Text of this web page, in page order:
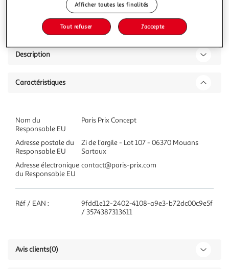
Description
Caractéristiques
Nom du
Responsable EU
Paris Prix Concept
Adresse postale du
Responsable EU
Zi de l'argile - Lot 107 - 06370 Mouans
Sartoux
Adresse électronique
du Responsable EU
contact@paris-prix.com
Réf / EAN :
9fdd1e12-2402-4108-a9e3-b72dc00c9e5f
/ 3574387313611
Avis clients(0)
Afficher toutes les finalités
Tout refuser J'accepte